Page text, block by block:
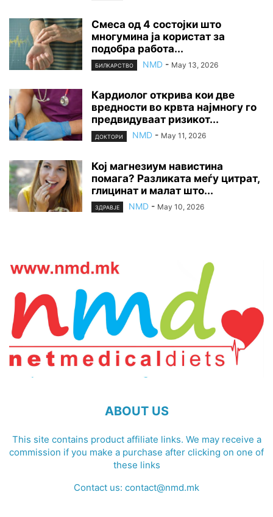
Смеса од 4 состојки што
многумина ја користат за
подобра работа...
БИЛКАРСТВО NMD - May 13, 2026
Кардиолог открива кои две
вредности во крвта најмногу го
предвидуваат ризикот...
ДОКТОРИ NMD - May 11, 2026
Кој магнезиум навистина
помага? Разликата меѓу цитрат,
глицинат и малат што...
ЗДРАВЈЕ NMD - May 10, 2026
ABOUT US
This site contains product affiliate links. We may receive a
commission if you make a purchase after clicking on one of
these links
Contact us: contact@nmd.mk